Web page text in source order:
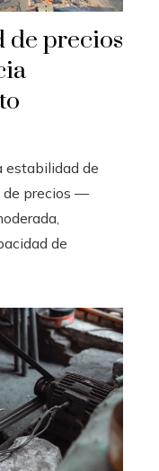
de precios
estabilidad de
de precios —
de